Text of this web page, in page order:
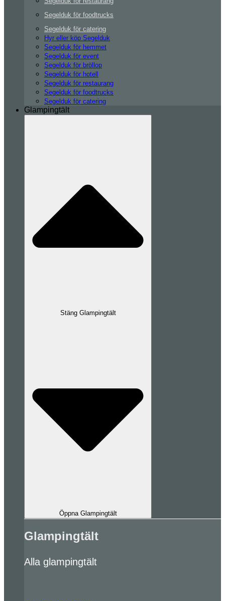
Segelduk för foodtrucks
Segelduk för catering
Hyr eller köp Segelduk
Segelduk för hemmet
Segelduk för event
Segelduk för bröllop
Segelduk för hotell
Segelduk för restaurang
Segelduk för foodtrucks
Segelduk för catering
Glampingtält
Stäng Glampingtält
Öppna Glampingtält
Glampingtält
Alla glampingtält